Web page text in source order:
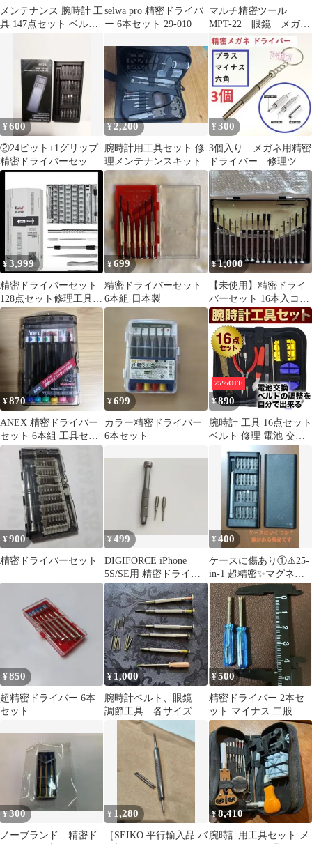
メンテナンス 腕時計 工
具 147点セット ベルト
selwa pro 精密ドライバ
ー 6本セット 29-010
マルチ精密ツール
MPT-22 眼鏡 メガ
ネ 時計
¥600
②24ビット+1グリップ
精密ドライバーセット
25-in-1
¥2,200
腕時計用工具セット 修
理メンテナンスキット
¥ 300
3個入り メガネ用精密
ドライバー 修理ツー
ル キーホルダー付
C
¥3,999
精密ドライバーセット
128点セット修理工具セ
ット 眼鏡 時計 パソコ
ン ゲーム機
¥699
精密ドライバーセット
6本組 日本製
¥1,000
【未使用】精密ドライ
バーセット 16本入コン
プリートセット アク
ティブ
¥870
ANEX 精密ドライバー
セット 6本組 工具セッ
ト まとめ売り 大量
¥699
カラー精密ドライバー
6本セット
25%OFF
¥890
腕時計 工具 16点セット
ベルト 修理 電池 交換
バンド コマ 調整 メン
¥900
精密ドライバーセット
¥499
DIGIFORCE iPhone
5S/SE用 精密ドライバ
ーセット
¥400
ケースに傷あり①⚠️25-
in-1 超精密✨️マグネッ
トドライバーキット
¥850
超精密ドライバー 6本
セット
¥ 1,000
腕時計ベルト、眼鏡
調節工具 各サイズ部
¥500
精密ドライバー 2本セ
ット マイナス 二股
¥300
ノーブランド 精密ド
¥ 1,280
［SEIKO 平行輸入品 バ
¥8,410
腕時計用工具セット メ